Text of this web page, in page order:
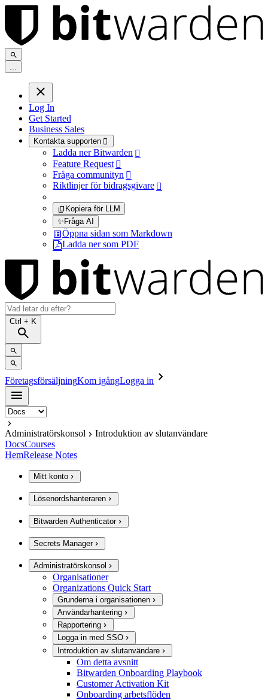
...
Log In
Get Started
Business Sales
Kontakta supporten 
Ladda ner Bitwarden 
Feature Request 
Fråga communityn 
Riktlinjer för bidragsgivare 
Kopiera för LLM
✨Fråga AI
Öppna sidan som Markdown
Ladda ner som PDF
Ctrl + K
FöretagsförsäljningKom igångLogga in
Administratörskonsol
Introduktion av slutanvändare
DocsCourses
HemRelease Notes
Mitt konto
Lösenordshanteraren
Bitwarden Authenticator
Secrets Manager
Administratörskonsol
Organisationer
Organizations Quick Start
Grunderna i organisationen
Användarhantering
Rapportering
Logga in med SSO
Introduktion av slutanvändare
Om detta avsnitt
Bitwarden Onboarding Playbook
Customer Activation Kit
Onboarding arbetsflöden